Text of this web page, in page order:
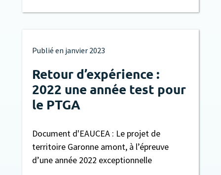
Publié en janvier 2023
Retour d’expérience :
2022 une année test pour
le PTGA
Document d'EAUCEA : Le projet de
territoire Garonne amont, à l’épreuve
d’une année 2022 exceptionnelle